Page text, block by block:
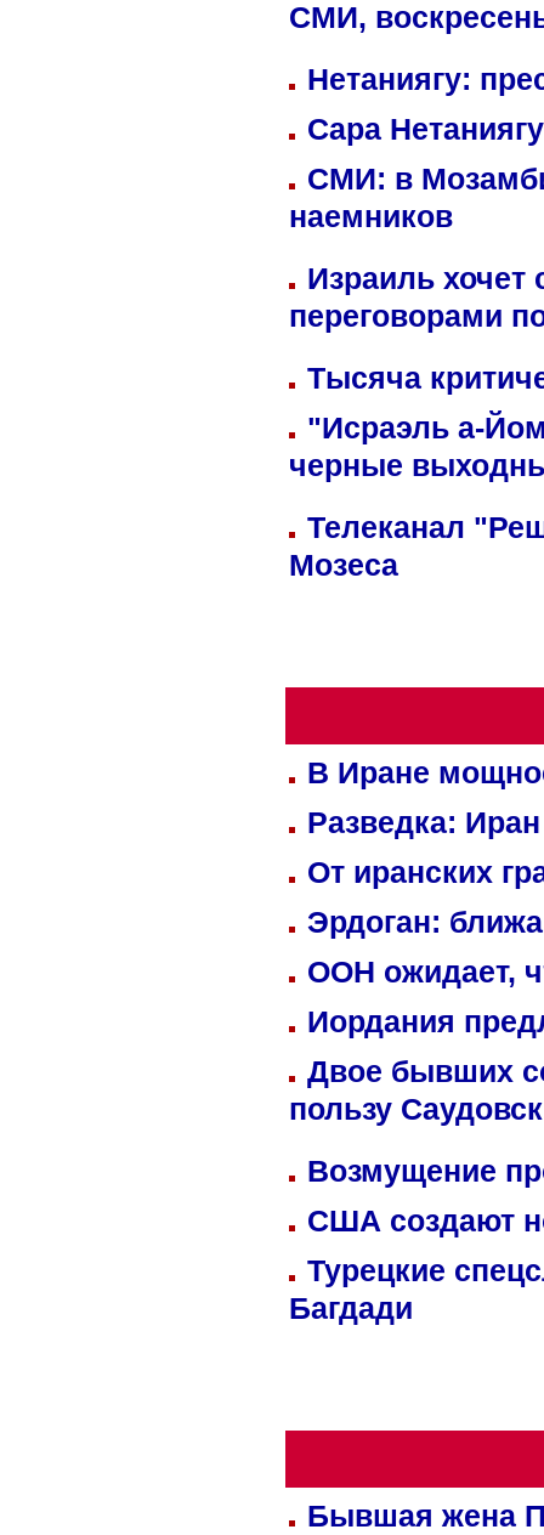
СМИ,
Нетаниягу:
Сара
СМИ: в
наемников
Израиль хочет
переговорами
Тысяча
"Исраэль а-
черные
Телеканал
Мозеса
В Иране
Разведка:
От иранских
Эрдоган:
ООН ожидает,
Иордания
Двое бывших
пользу
Возмущение
США создают
Турецкие
Багдади
Бывшая жена